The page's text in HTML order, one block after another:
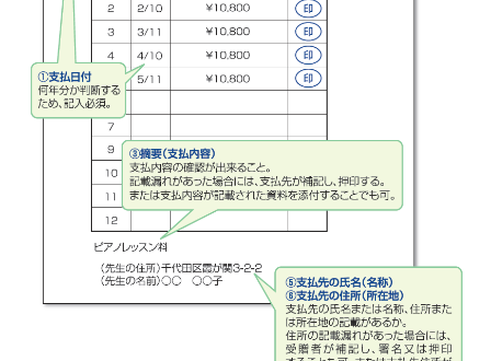
ご利用・ご検討中のお客さま
生命保険
スマホ相談窓口
相続手続きのお手伝い
財産を残すために
「相続・遺言」講座
資料請求